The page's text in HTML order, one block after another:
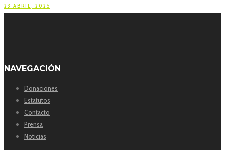
23 ABRIL, 2025
NAVEGACIÓN
Donaciones
Estatutos
Contacto
Prensa
Noticias